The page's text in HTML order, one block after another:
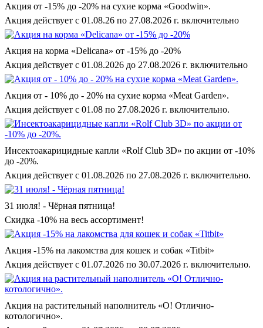
Акция от -15% до -20% на сухие корма «Goodwin».
Акция действует с 01.08.26 по 27.08.2026 г. включительно
Акция на корма «Delicana» от -15% до -20%
Акция действует с 01.08.2026 до 27.08.2026 г. включительно
Акция от - 10% до - 20% на сухие корма «Meat Garden».
Акция действует с 01.08 по 27.08.2026 г. включительно.
Инсектоакарицидные капли «Rolf Club 3D» по акции от -10%
до -20%.
Акция действует с 01.08.2026 по 27.08.2026 г. включительно.
31 июля! - Чёрная пятница!
Скидка -10% на весь ассортимент!
Акция -15% на лакомства для кошек и собак «Titbit»
Акция действует с 01.07.2026 по 30.07.2026 г. включительно.
Акция на растительный наполнитель «О! Отлично-
котологично».